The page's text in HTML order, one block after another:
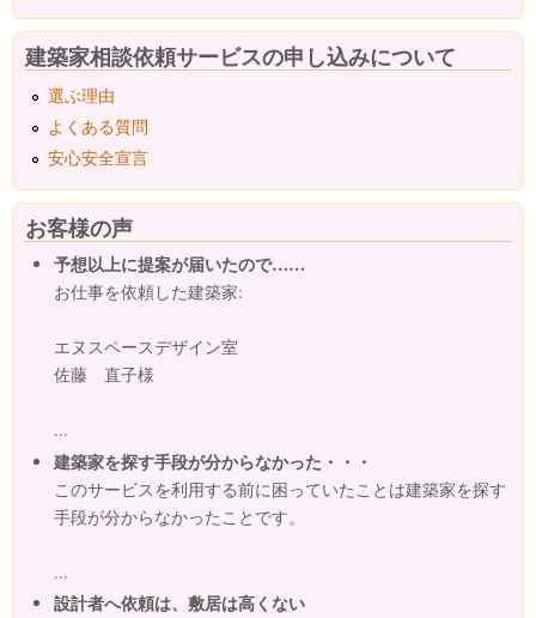
建築家相談依頼サービスの申し込みについて
選ぶ理由
よくある質問
安心安全宣言
お客様の声
予想以上に提案が届いたので……
お仕事を依頼した建築家:
エヌスペースデザイン室
佐藤 直子様
...
建築家を探す手段が分からなかった・・・
このサービスを利用する前に困っていたことは建築家を探す
手段が分からなかったことです。
...
設計者へ依頼は、敷居は高くない